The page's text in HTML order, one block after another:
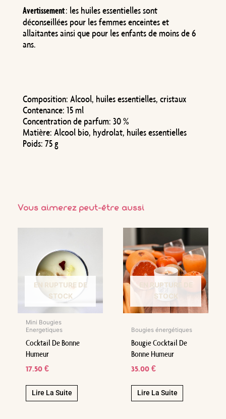
Avertissement: les huiles essentielles sont
déconseillées pour les femmes enceintes et
allaitantes ainsi que pour les enfants de moins de 6
ans.
Composition: Alcool, huiles essentielles, cristaux
Contenance: 15 ml
Concentration de parfum: 30 %
Matière: Alcool bio, hydrolat, huiles essentielles
Poids: 75 g
Vous aimerez peut-être aussi
EN RUPTURE DE
STOCK
Mini Bougies
Energetiques
Cocktail De Bonne
Humeur
17.50€
Lire La Suite
EN RUPTURE DE
STOCK
Bougies énergétiques
Bougie Cocktail De
Bonne Humeur
35.00€
Lire La Suite